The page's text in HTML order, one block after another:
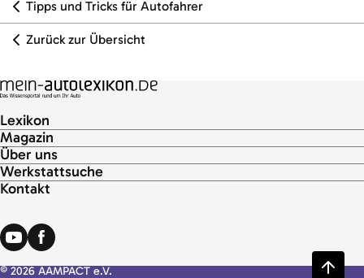
Tipps und Tricks für Autofahrer
Zurück zur Übersicht
Lexikon
Magazin
Über uns
Werkstattsuche
Kontakt
© 2026 AAMPACT e.V.